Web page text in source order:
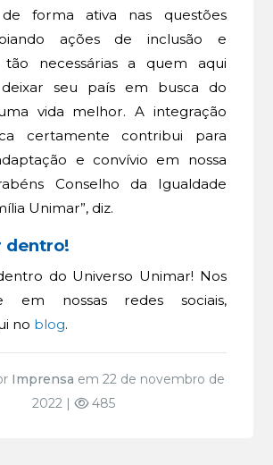
forma ativa nas questões
ações de inclusão e
tão necessárias a quem aqui
seu país em busca do
vida melhor. A integração
certamente contribui para
e convívio em nossa
Conselho da Igualdade
Unimar”, diz.
dentro!
do Universo Unimar! Nos
em nossas redes sociais,
no blog.
Imprensa em 22 de novembro de
2022 |
485